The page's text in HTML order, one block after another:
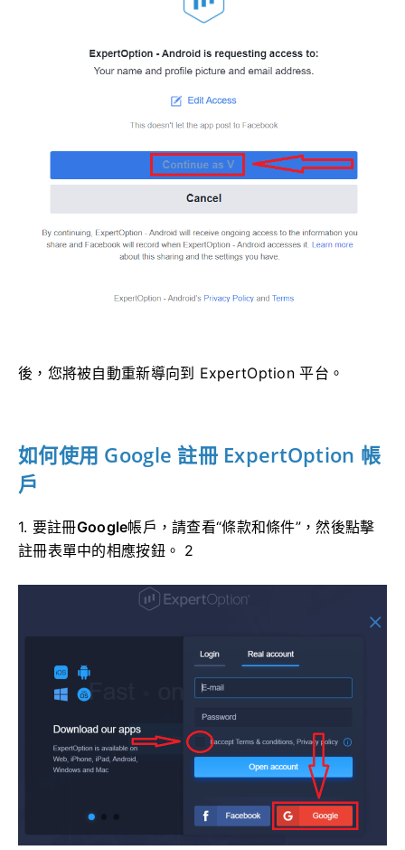
後，您將被自動重新導向到 ExpertOption 平台。
如何使用 Google 註冊 ExpertOption 帳
戶
1. 要註冊Google帳戶，請查看“條款和條件”，然後點擊
註冊表單中的相應按鈕。 2